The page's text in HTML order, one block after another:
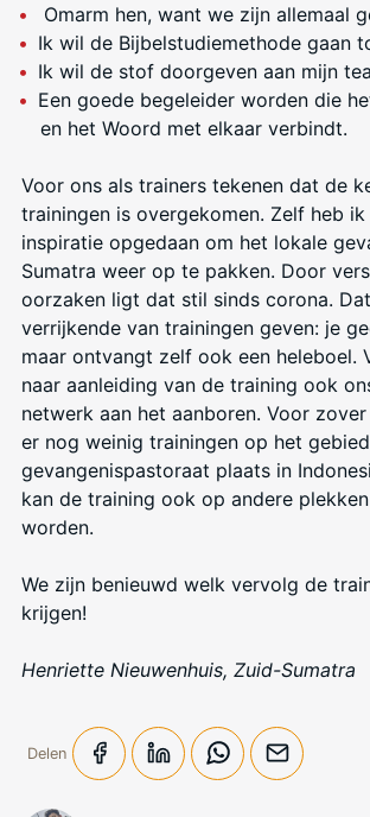
Omarm hen, want we zijn allemaal
Ik wil de Bijbelstudiemethode gaan
Ik wil de stof doorgeven aan mijn
Een goede begeleider worden die
en het Woord met elkaar verbindt.
Voor ons als trainers tekenen dat de
trainingen is overgekomen. Zelf heb
inspiratie opgedaan om het lokale
Sumatra weer op te pakken. Door
oorzaken ligt dat stil sinds corona.
verrijkende van trainingen geven: je
maar ontvangt zelf ook een heleboel.
naar aanleiding van de training ook
netwerk aan het aanboren. Voor
er nog weinig trainingen op het
gevangenispastoraat plaats in
kan de training ook op andere
worden.
We zijn benieuwd welk vervolg de
krijgen!
Henriette Nieuwenhuis, Zuid-Sumatra
Delen